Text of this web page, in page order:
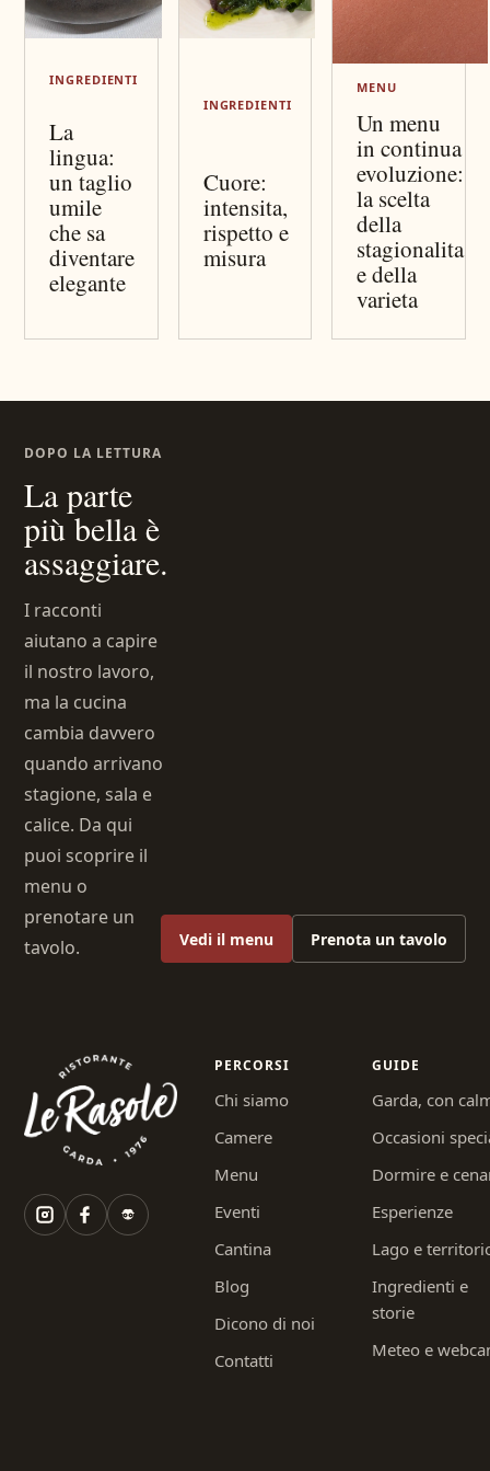
INGREDIENTI
La
lingua:
un taglio
umile
che sa
diventare
elegante
INGREDIENTI
Cuore:
intensita,
rispetto e
misura
MENU
Un menu
in continua
evoluzione:
la scelta
della
stagionalita
e della
varieta
DOPO LA LETTURA
La parte
più bella è
assaggiare.
I racconti
aiutano a capire
il nostro lavoro,
ma la cucina
cambia davvero
quando arrivano
stagione, sala e
calice. Da qui
puoi scoprire il
menu o
prenotare un
tavolo.
Vedi il menu Prenota un tavolo
PERCORSI
Chi siamo
Camere
Menu
Eventi
Cantina
Blog
Dicono di noi
Contatti
GUIDE
Garda, con
Occasioni
Dormire e
Esperienze
Lago e
Ingredienti e
storie
Meteo e